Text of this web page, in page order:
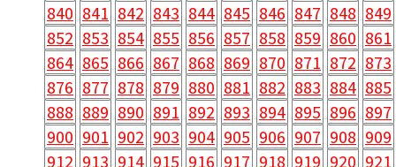
840 841 842 843 844 845 846 847 848 849
852 853 854 855 856 857 858 859 860 861
864 865 866 867 868 869 870 871 872 873
876 877 878 879 880 881 882 883 884 885
888 889 890 891 892 893 894 895 896 897
900 901 902 903 904 905 906 907 908 909
912 913 914 915 916 917 918 919 920 921